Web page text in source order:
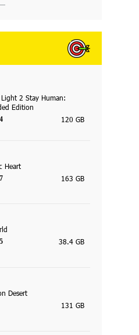
2 Stay Human:
Edition
120 GB
Heart
163 GB
38.4 GB
Desert
131 GB